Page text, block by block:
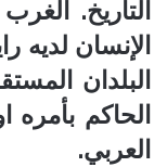
التاريخ.
الإنسان لديه
البلدان
الحاكم
العربي.